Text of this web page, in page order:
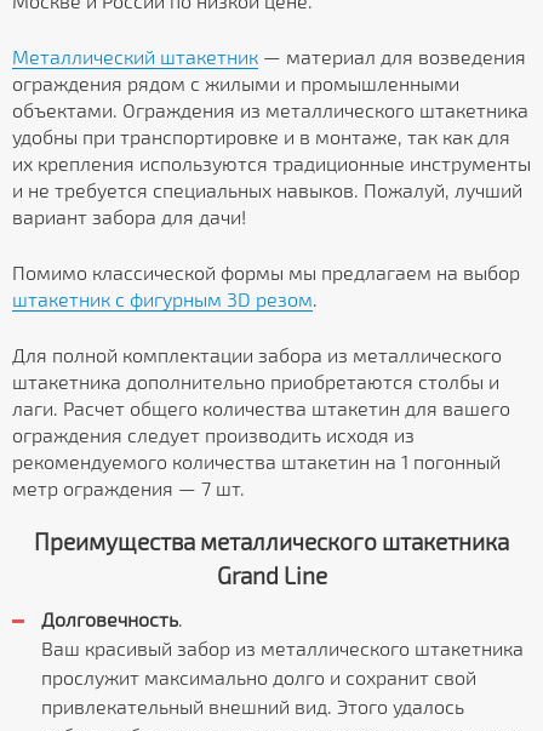
Металлический штакетник — материал для возведения
ограждения рядом с жилыми и промышленными
объектами. Ограждения из металлического штакетника
удобны при транспортировке и в монтаже, так как для
их крепления используются традиционные инструменты
и не требуется специальных навыков. Пожалуй, лучший
вариант забора для дачи!
Помимо классической формы мы предлагаем на выбор
штакетник с фигурным 3D резом.
Для полной комплектации забора из металлического
штакетника дополнительно приобретаются столбы и
лаги. Расчет общего количества штакетин для вашего
ограждения следует производить исходя из
рекомендуемого количества штакетин на 1 погонный
метр ограждения — 7 шт.
Преимущества металлического штакетника
Grand Line
Долговечность.
Ваш красивый забор из металлического штакетника
прослужит максимально долго и сохранит свой
привлекательный внешний вид. Этого удалось